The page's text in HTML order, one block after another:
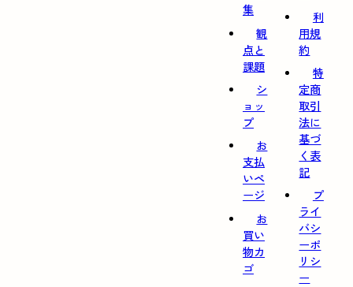
集
観
点と
課題
シ
ョッ
プ
お
支払
いペ
ージ
お
買い
物カ
ゴ
利
用規
約
特
定商
取引
法に
基づ
く表
記
プ
ライ
バシ
ーポ
リシ
ー